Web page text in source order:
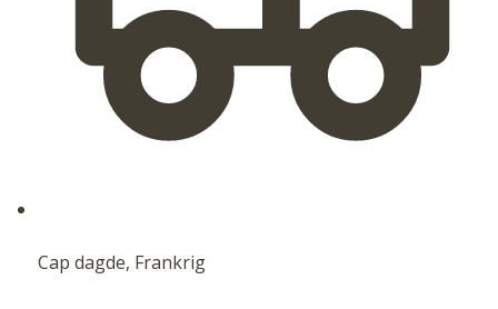
Cap dagde, Frankrig